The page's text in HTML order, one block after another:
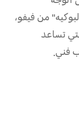
من فيفو،
تساعد
فني.